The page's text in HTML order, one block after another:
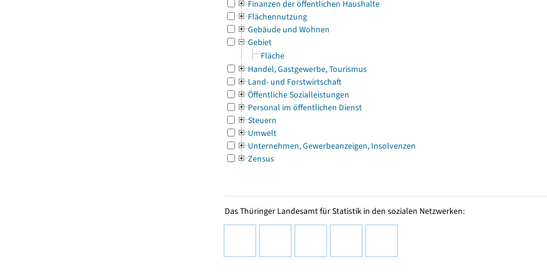
Finanzen der öffentlichen Haushalte
Flächennutzung
Gebäude und Wohnen
Gebiet
Fläche
Handel, Gastgewerbe, Tourismus
Land- und Forstwirtschaft
Öffentliche Sozialleistungen
Personal im öffentlichen Dienst
Steuern
Umwelt
Unternehmen, Gewerbeanzeigen, Insolvenzen
Zensus
Das Thüringer Landesamt für Statistik in den sozialen Netzwerken: